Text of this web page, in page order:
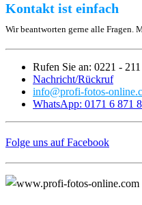
Kontakt ist einfach
Wir beantworten gerne alle Fragen.
Rufen Sie an: 0221 -
Nachricht/Rückruf
info@profi-fotos-
WhatsApp: 0171 6 871
Folge uns auf Facebook